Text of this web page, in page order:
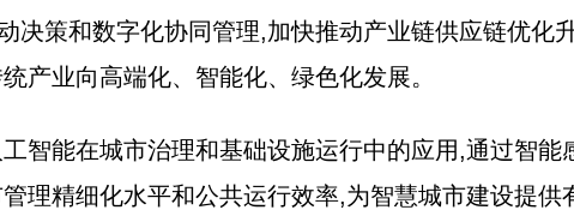
决策和数字化协同管理,加快推动产业链供应链优化
产业向高端化、智能化、绿色化发展。
智能在城市治理和基础设施运行中的应用,通过智能
理精细化水平和公共运行效率,为智慧城市建设提供